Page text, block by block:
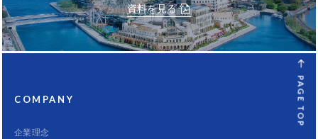
資料を見る
PAGE TOP
COMPANY
企業理念